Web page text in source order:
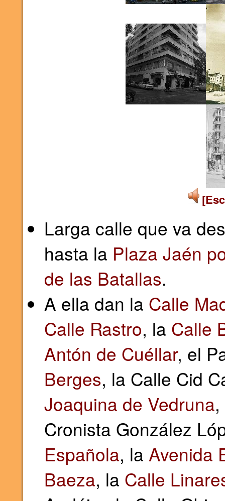
Larga calle que va
hasta la Plaza Jaén
de las Batallas.
A ella dan la Calle
Calle Rastro, la Calle
Antón de Cuéllar, el
Berges, la Calle Cid
Joaquina de Vedruna
Cronista González
Española, la Avenida
Baeza, la Calle